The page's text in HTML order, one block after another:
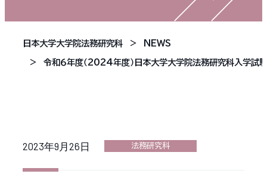
日本大学大学院法務研究科 NEWS
令和６年度（2024年度）日本大学大学院法務研究科入学試
2023年9月26日 法務研究科